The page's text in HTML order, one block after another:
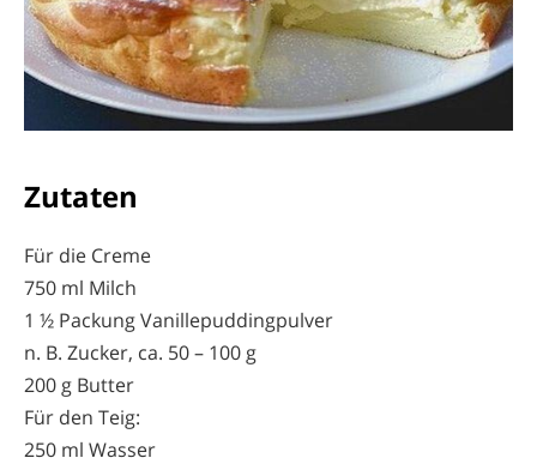
Zutaten
Für die Creme
750 ml Milch
1 ½ Packung Vanillepuddingpulver
n. B. Zucker, ca. 50 – 100 g
200 g Butter
Für den Teig:
250 ml Wasser